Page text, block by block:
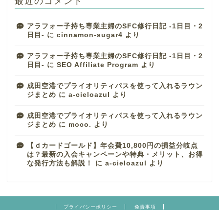
アラフォー子持ち専業主婦のSFC修行日記 -1日目・2
日目- に cinnamon-sugar4 より
アラフォー子持ち専業主婦のSFC修行日記 -1日目・2
日目- に SEO Affiliate Program より
成田空港でプライオリティパスを使って入れるラウン
ジまとめ に a-cieloazul より
成田空港でプライオリティパスを使って入れるラウン
ジまとめ に moco. より
【ｄカードゴールド】年会費10,800円の損益分岐点
は？最新の入会キャンペーンや特典・メリット、お得
な発行方法も解説！
に a-cieloazul より
プライバシーポリシー 免責事項